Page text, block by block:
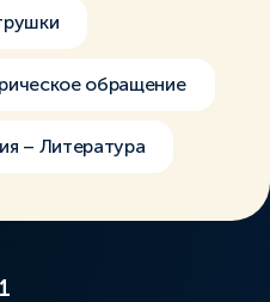
обращение
– Литература